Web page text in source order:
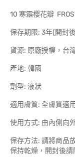
10 寒霜櫻花瓣
保存期限: 3年(開封
貨源: 原廠授權，台
產地: 韓國
劑型: 液狀
適用膚質: 全膚質適用
使用方式: 由內側向
保存方法: 請將商品
保持乾燥，開封後